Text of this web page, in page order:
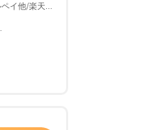
イ他/楽天